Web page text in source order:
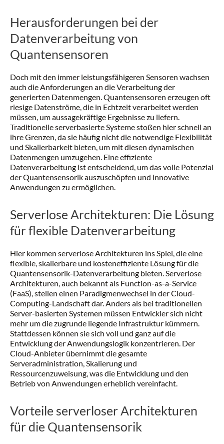
Herausforderungen bei der
Datenverarbeitung von
Quantensensoren
Doch mit den immer leistungsfähigeren Sensoren wachsen
auch die Anforderungen an die Verarbeitung der
generierten Datenmengen. Quantensensoren erzeugen oft
riesige Datenströme, die in Echtzeit verarbeitet werden
müssen, um aussagekräftige Ergebnisse zu liefern.
Traditionelle serverbasierte Systeme stoßen hier schnell an
ihre Grenzen, da sie häufig nicht die notwendige Flexibilität
und Skalierbarkeit bieten, um mit diesen dynamischen
Datenmengen umzugehen. Eine effiziente
Datenverarbeitung ist entscheidend, um das volle Potenzial
der Quantensensorik auszuschöpfen und innovative
Anwendungen zu ermöglichen.
Serverlose Architekturen: Die Lösung
für flexible Datenverarbeitung
Hier kommen serverlose Architekturen ins Spiel, die eine
flexible, skalierbare und kosteneffiziente Lösung für die
Quantensensorik-Datenverarbeitung bieten. Serverlose
Architekturen, auch bekannt als Function-as-a-Service
(FaaS), stellen einen Paradigmenwechsel in der Cloud-
Computing-Landschaft dar. Anders als bei traditionellen
Server-basierten Systemen müssen Entwickler sich nicht
mehr um die zugrunde liegende Infrastruktur kümmern.
Stattdessen können sie sich voll und ganz auf die
Entwicklung der Anwendungslogik konzentrieren. Der
Cloud-Anbieter übernimmt die gesamte
Serveradministration, Skalierung und
Ressourcenzuweisung, was die Entwicklung und den
Betrieb von Anwendungen erheblich vereinfacht.
Vorteile serverloser Architekturen
für die Quantensensorik